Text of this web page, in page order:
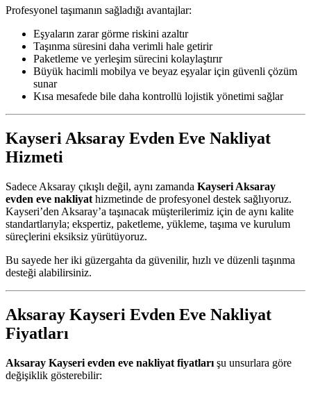
Profesyonel taşımanın sağladığı avantajlar:
Eşyaların zarar görme riskini azaltır
Taşınma süresini daha verimli hale getirir
Paketleme ve yerleşim sürecini kolaylaştırır
Büyük hacimli mobilya ve beyaz eşyalar için güvenli çözüm
sunar
Kısa mesafede bile daha kontrollü lojistik yönetimi sağlar
Kayseri Aksaray Evden Eve Nakliyat
Hizmeti
Sadece Aksaray çıkışlı değil, aynı zamanda Kayseri Aksaray
evden eve nakliyat hizmetinde de profesyonel destek sağlıyoruz.
Kayseri’den Aksaray’a taşınacak müşterilerimiz için de aynı kalite
standartlarıyla; ekspertiz, paketleme, yükleme, taşıma ve kurulum
süreçlerini eksiksiz yürütüyoruz.
Bu sayede her iki güzergahta da güvenilir, hızlı ve düzenli taşınma
desteği alabilirsiniz.
Aksaray Kayseri Evden Eve Nakliyat
Fiyatları
Aksaray Kayseri evden eve nakliyat fiyatları şu unsurlara göre
değişiklik gösterebilir: